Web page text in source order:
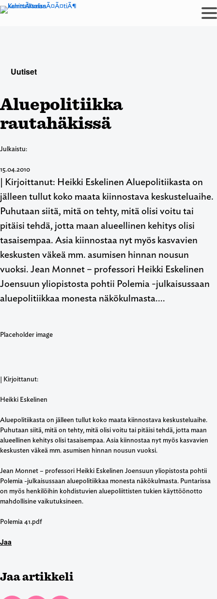
Siirry
sisältöön
Uutiset
Aluepolitiikka
rautahäkissä
Julkaistu:
15.04.2010
| Kirjoittanut: Heikki Eskelinen Aluepolitiikasta on
jälleen tullut koko maata kiinnostava keskusteluaihe.
Puhutaan siitä, mitä on tehty, mitä olisi voitu tai
pitäisi tehdä, jotta maan alueellinen kehitys olisi
tasaisempaa. Asia kiinnostaa nyt myös kasvavien
keskusten väkeä mm. asumisen hinnan nousun
vuoksi. Jean Monnet – professori Heikki Eskelinen
Joensuun yliopistosta pohtii Polemia -julkaisussaan
aluepolitiikkaa monesta näkökulmasta.…
| Kirjoittanut:
Heikki Eskelinen
Aluepolitiikasta on jälleen tullut koko maata kiinnostava keskusteluaihe.
Puhutaan siitä, mitä on tehty, mitä olisi voitu tai pitäisi tehdä, jotta maan
alueellinen kehitys olisi tasaisempaa. Asia kiinnostaa nyt myös kasvavien
keskusten väkeä mm. asumisen hinnan nousun vuoksi.
Jean Monnet – professori Heikki Eskelinen Joensuun yliopistosta pohtii
Polemia -julkaisussaan aluepolitiikkaa monesta näkökulmasta. Puntarissa
on myös henkilöihin kohdistuvien aluepoliittisten tukien käyttöönotto
mahdollisine vaikutuksineen.
Polemia 41.pdf
Jaa
Jaa artikkeli